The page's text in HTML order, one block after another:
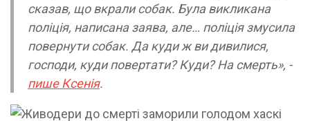
сказав, що вкрали собак. Була викликана
поліція, написана заява, але… поліція змусила
повернути собак. Да куди ж ви дивилися,
господи, куди повертати? Куди? На смерть», -
пише Ксенія.